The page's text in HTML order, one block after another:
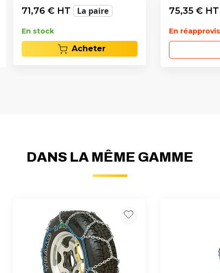
71,76 € HT La paire
En stock
Acheter
75,35 €
En
DANS LA MÊME GAMME